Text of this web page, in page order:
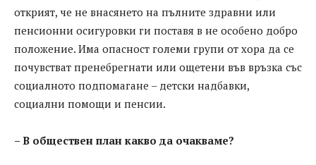
открият, че не внасянето на пълните здравни или
пенсионни осигуровки ги поставя в не особено добро
положение. Има опасност големи групи от хора да се
почувстват пренебрегнати или ощетени във връзка със
социалното подпомагане – детски надбавки,
социални помощи и пенсии.
– В обществен план какво да очакваме?